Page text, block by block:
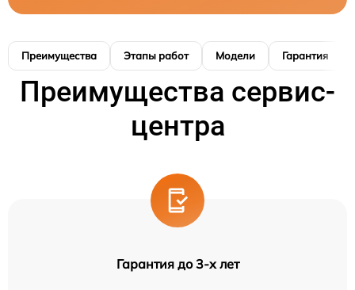
Преимущества Этапы работ Модели Гарантия
Преимущества сервис-
центра
Гарантия до 3-х лет